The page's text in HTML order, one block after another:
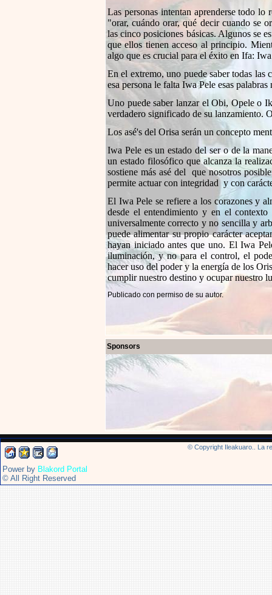
Las personas intentan aprenderse todo lo
"orar, cuándo orar, qué decir cuando se
las cinco posiciones básicas. Algunos se
que ellos tienen acceso al principio.
algo que es crucial para el éxito en Ifa:
En el extremo, uno puede saber todas las
esa persona le falta Iwa Pele esas
Uno puede saber lanzar el Obi, Opele o
verdadero significado de su lanzamiento.
Los asé's del Orisa serán un concepto
Iwa Pele es un estado del ser o de la
un estado filosófico que alcanza la
sostiene más asé del que nosotros
permite actuar con integridad y con
El Iwa Pele se refiere a los corazones y
desde el entendimiento y en el
universalmente correcto y no sencilla y
puede alimentar su propio carácter
hayan iniciado antes que uno. El Iwa
iluminación, y no para el control, el
hacer uso del poder y la energía de los
cumplir nuestro destino y ocupar nuestro
Publicado con permiso de su autor.
Sponsors
© Copyright Ileakuaro.. La
Power by Blakord Portal
© All Right Reserved